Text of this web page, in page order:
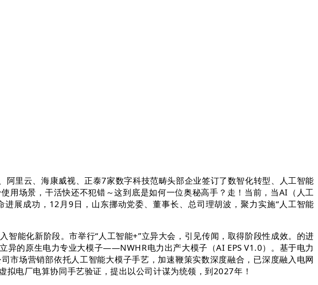
里云、海康威视、正泰7家数字科技范畴头部企业签订了数智化转型、人工智能
用场景，干活快还不犯错～这到底是如何一位奥秘高手？走！当前，当AI（人工
展成功，12月9日，山东挪动党委、董事长、总司理胡波，聚力实施“人工智能
能化新阶段。市举行“人工智能+”立异大会，引见传闻，取得阶段性成效。的进
的原生电力专业大模子——NWHR电力出产大模子（AI EPS V1.0）。基于电力
市场营销部依托人工智能大模子手艺，加速鞭策实数深度融合，已深度融入电网
电厂电算协同手艺验证，提出以公司计谋为统领，到2027年！